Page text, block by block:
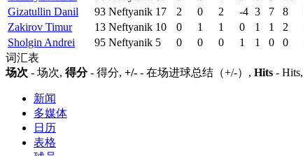
Gizatullin Danil
93 Neftyanik 17 2 0 2 -4 3 7 8
Zakirov Timur
13 Neftyanik 10 0 1 1 0 1 1 2
Sholgin Andrei
95 Neftyanik 5 0 0 0 1 1 0 0
词汇表
场次 - 场次, 得分- 得分, +/- - 在场进球总结（+/-）, Hits - Hits,
新闻
多媒体
日历
表格